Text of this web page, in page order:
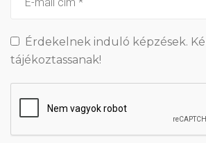
Érdekelnek induló képzések.
tájékoztassanak!